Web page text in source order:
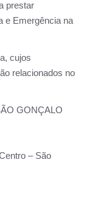
prestar
e Emergência na
cujos
relacionados no
GONÇALO
– São